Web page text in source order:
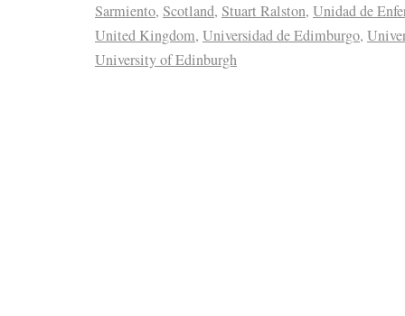
Sarmiento, Scotland, Stuart Ralston, Unidad de
United Kingdom, Universidad de Edimburgo,
University of Edinburgh